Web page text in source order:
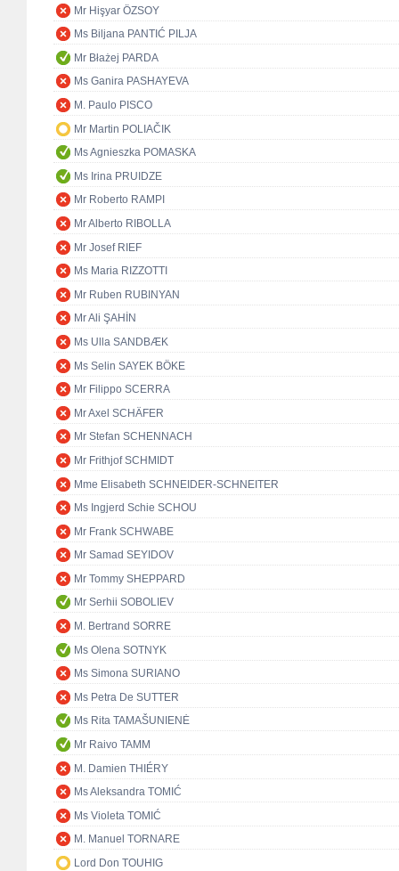
Mr Hişyar ÖZSOY
Ms Biljana PANTIĆ PILJA
Mr Błażej PARDA
Ms Ganira PASHAYEVA
M. Paulo PISCO
Mr Martin POLIAČIK
Ms Agnieszka POMASKA
Ms Irina PRUIDZE
Mr Roberto RAMPI
Mr Alberto RIBOLLA
Mr Josef RIEF
Ms Maria RIZZOTTI
Mr Ruben RUBINYAN
Mr Ali ŞAHİN
Ms Ulla SANDBÆK
Ms Selin SAYEK BÖKE
Mr Filippo SCERRA
Mr Axel SCHÄFER
Mr Stefan SCHENNACH
Mr Frithjof SCHMIDT
Mme Elisabeth SCHNEIDER-SCHNEITER
Ms Ingjerd Schie SCHOU
Mr Frank SCHWABE
Mr Samad SEYIDOV
Mr Tommy SHEPPARD
Mr Serhii SOBOLIEV
M. Bertrand SORRE
Ms Olena SOTNYK
Ms Simona SURIANO
Ms Petra De SUTTER
Ms Rita TAMAŠUNIENĖ
Mr Raivo TAMM
M. Damien THIÉRY
Ms Aleksandra TOMIĆ
Ms Violeta TOMIĆ
M. Manuel TORNARE
Lord Don TOUHIG